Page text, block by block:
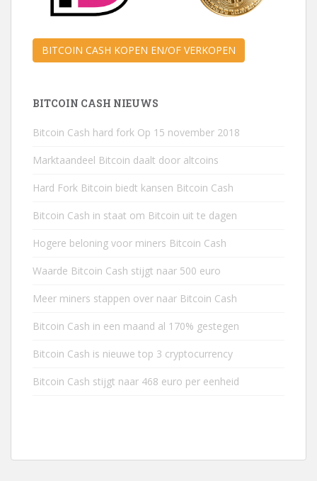
BITCOIN CASH KOPEN EN/OF VERKOPEN
BITCOIN CASH NIEUWS
Bitcoin Cash hard fork Op 15 november 2018
Marktaandeel Bitcoin daalt door altcoins
Hard Fork Bitcoin biedt kansen Bitcoin Cash
Bitcoin Cash in staat om Bitcoin uit te dagen
Hogere beloning voor miners Bitcoin Cash
Waarde Bitcoin Cash stijgt naar 500 euro
Meer miners stappen over naar Bitcoin Cash
Bitcoin Cash in een maand al 170% gestegen
Bitcoin Cash is nieuwe top 3 cryptocurrency
Bitcoin Cash stijgt naar 468 euro per eenheid